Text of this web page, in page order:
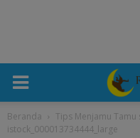
Beranda
Tips Menjamu
istock_000013734444_large